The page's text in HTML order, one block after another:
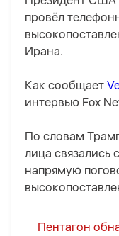
провёл
Ирана.
Как сообщает
интервью Fox
По словам
лица связались
напрямую
Пентагон